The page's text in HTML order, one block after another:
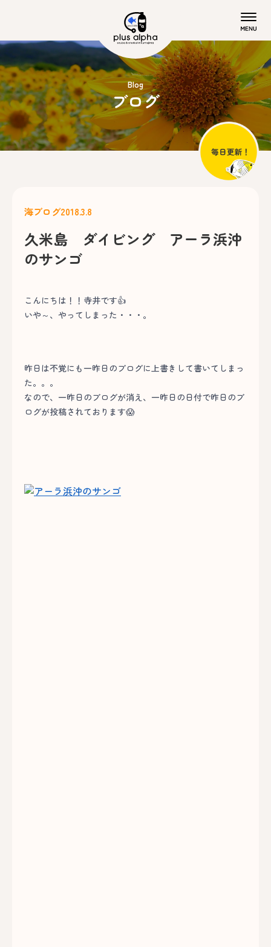
Blog
ブログ
海ブログ2018.3.8
久米島 ダイビング アーラ浜沖
のサンゴ
こんにちは！！寺井です👍
いや～、やってしまった・・・。
昨日は不覚にも一昨日のブログに上書きして書いてしまっ
た。。。
なので、一昨日のブログが消え、一昨日の日付で昨日のブ
ログが投稿されております😱